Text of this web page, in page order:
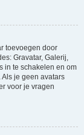
toevoegen door
Gravatar, Galerij,
in te schakelen en om
je geen avatars
voor je vragen